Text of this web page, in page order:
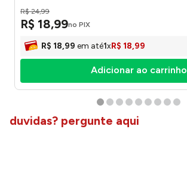
R$ 24,99
R$ 18,99no PIX
R$ 18,99 em até1xR$ 18,99
Adicionar ao carrinho
duvidas? pergunte aqui